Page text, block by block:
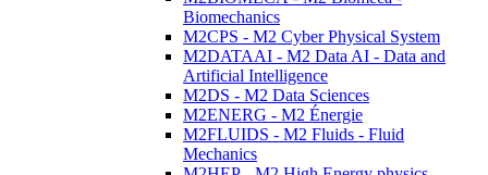
Biomechanics
M2CPS - M2 Cyber Physical System
M2DATAAI - M2 Data AI - Data and
Artificial Intelligence
M2DS - M2 Data Sciences
M2ENERG - M2 Énergie
M2FLUIDS - M2 Fluids - Fluid
Mechanics